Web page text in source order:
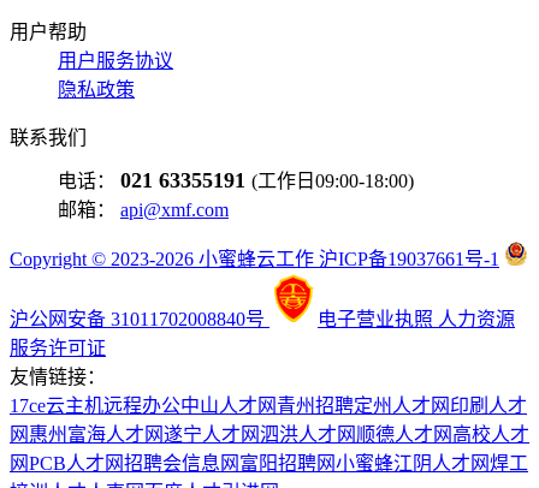
用户帮助
用户服务协议
隐私政策
联系我们
电话： 021 63355191 (工作日09:00-18:00)
邮箱： api@xmf.com
Copyright © 2023-2026 小蜜蜂云工作 沪ICP备19037661号-1
沪公网安备 31011702008840号 电子营业执照 人力资源
服务许可证
友情链接：
17ce云主机远程办公中山人才网 青州招聘定州人才网 印刷人才
网 惠州富海人才网遂宁人才网泗洪人才网 顺德人才网 高校人才
网PCB人才网招聘会信息网 富阳招聘网小蜜蜂江阴人才网焊工